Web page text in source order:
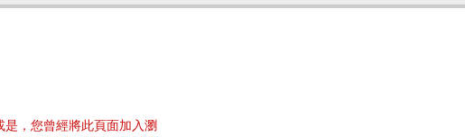
是，您曾經將此頁面加入瀏